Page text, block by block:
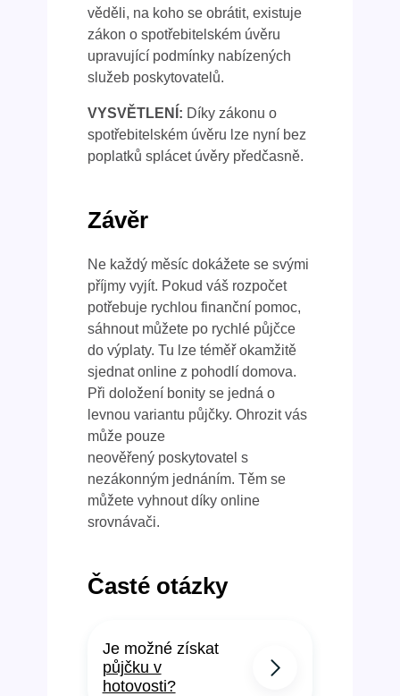
věděli, na koho se obrátit, existuje
zákon o spotřebitelském úvěru
upravující podmínky nabízených
služeb poskytovatelů.
VYSVĚTLENÍ: Díky zákonu o
spotřebitelském úvěru lze nyní bez
poplatků splácet úvěry předčasně.
Závěr
Ne každý měsíc dokážete se svými
příjmy vyjít. Pokud váš rozpočet
potřebuje rychlou finanční pomoc,
sáhnout můžete po rychlé půjčce
do výplaty. Tu lze téměř okamžitě
sjednat online z pohodlí domova.
Při doložení bonity se jedná o
levnou variantu půjčky. Ohrozit vás
může pouze
neověřený poskytovatel s
nezákonným jednáním. Těm se
můžete vyhnout díky online
srovnávači.
Časté otázky
Je možné získat
půjčku v
hotovosti?